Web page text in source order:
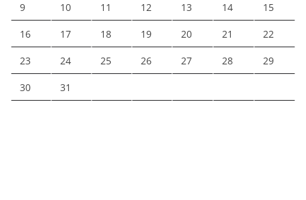
9 10 11 12 13 14 15
16 17 18 19 20 21 22
23 24 25 26 27 28 29
30 31